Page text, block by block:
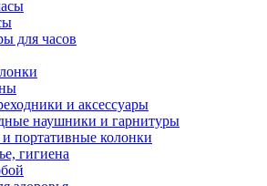
для часов
и аксессуары
наушники и гарнитуры
портативные колонки
гигиена